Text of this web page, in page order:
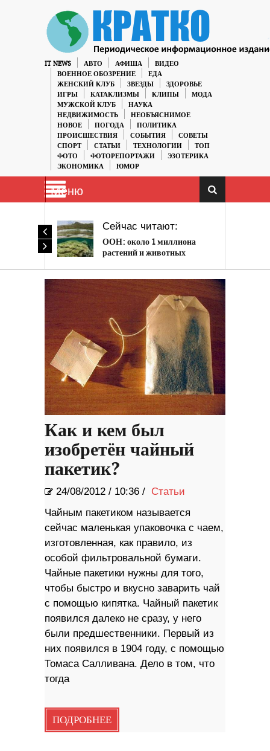
IT NEWS АВТО АФИША
ВИДЕО
ВОЕННОЕ ОБОЗРЕНИЕ
ЕДА
ЖЕНСКИЙ КЛУБ
ЗВЕЗДЫ
ЗДОРОВЬЕ
ИГРЫ
КАТАКЛИЗМЫ КЛИПЫ
МОДА
МУЖСКОЙ КЛУБ
НАУКА
НЕДВИЖИМОСТЬ
НЕОБЪЯСНИМОЕ
НОВОЕ
ПОГОДА
ПОЛИТИКА
ПРОИСШЕСТВИЯ
СОБЫТИЯ
СОВЕТЫ
СПОРТ
СТАТЬИ ТЕХНОЛОГИИ
ТОП
ФОТО
ФОТОРЕПОРТАЖИ
ЭЗОТЕРИКА
ЭКОНОМИКА
ЮМОР
Меню
Сейчас читают:
ООН: около 1 миллиона
растений и животных
Как и кем был
изобретён чайный
пакетик?
24/08/2012 / 10:36 / Статьи
Чайным пакетиком называется
сейчас маленькая упаковочка с чаем,
изготовленная, как правило, из
особой фильтровальной бумаги.
Чайные пакетики нужны для того,
чтобы быстро и вкусно заварить чай
с помощью кипятка. Чайный пакетик
появился далеко не сразу, у него
были предшественники. Первый из
них появился в 1904 году, с помощью
Томаса Салливана. Дело в том, что
тогда
ПОДРОБНЕЕ